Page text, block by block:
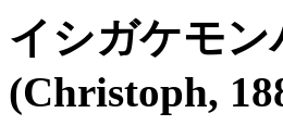
イシガケモ
(Christoph,